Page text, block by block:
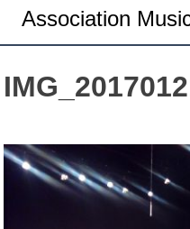
Association